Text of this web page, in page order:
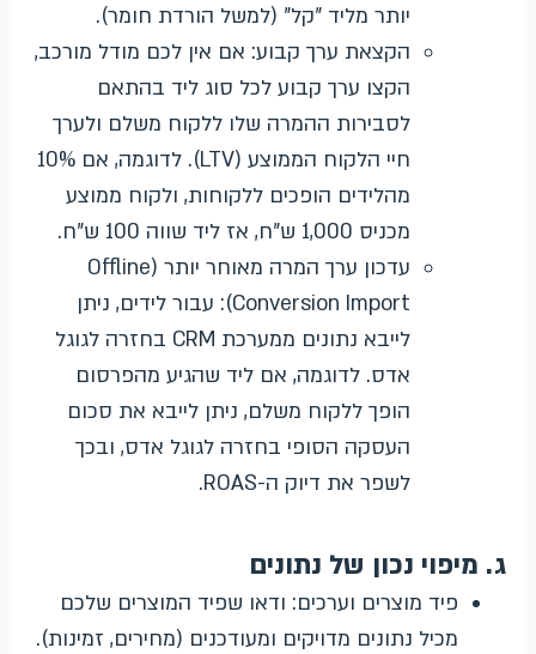
יותר מליד "קל" (למשל הורדת חומר).
הקצאת ערך קבוע: אם אין לכם מודל מורכב,
הקצו ערך קבוע לכל סוג ליד בהתאם
לסבירות ההמרה שלו ללקוח משלם ולערך
חיי הלקוח הממוצע (LTV). לדוגמה, אם 10%
מהלידים הופכים ללקוחות, ולקוח ממוצע
מכניס 1,000 ש"ח, אז ליד שווה 100 ש"ח.
עדכון ערך המרה מאוחר יותר (Offline
Conversion Import): עבור לידים, ניתן
לייבא נתונים ממערכת CRM בחזרה לגוגל
אדס. לדוגמה, אם ליד שהגיע מהפרסום
הופך ללקוח משלם, ניתן לייבא את סכום
העסקה הסופי בחזרה לגוגל אדס, ובכך
לשפר את דיוק ה-ROAS.
ג. מיפוי נכון של נתונים
פיד מוצרים וערכים: ודאו שפיד המוצרים שלכם
מכיל נתונים מדויקים ומעודכנים (מחירים, זמינות).